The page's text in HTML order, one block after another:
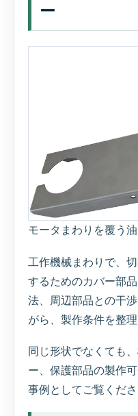
ー
モータまわりを覆う
工作機械まわりで、
するためのカバー部
法、周辺部品との干
がら、製作条件を整理
同じ形状でなくても
ー、保護部品の製作
事例としてご覧くださ